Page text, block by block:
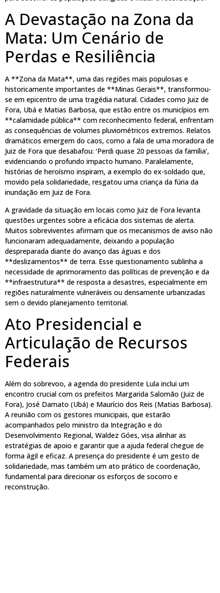
A Devastação na Zona da
Mata: Um Cenário de
Perdas e Resiliência
A **Zona da Mata**, uma das regiões mais populosas e
historicamente importantes de **Minas Gerais**, transformou-
se em epicentro de uma tragédia natural. Cidades como Juiz de
Fora, Ubá e Matias Barbosa, que estão entre os municípios em
**calamidade pública** com reconhecimento federal, enfrentam
as consequências de volumes pluviométricos extremos. Relatos
dramáticos emergem do caos, como a fala de uma moradora de
Juiz de Fora que desabafou: ‘Perdi quase 20 pessoas da família’,
evidenciando o profundo impacto humano. Paralelamente,
histórias de heroísmo inspiram, a exemplo do ex-soldado que,
movido pela solidariedade, resgatou uma criança da fúria da
inundação em Juiz de Fora.
A gravidade da situação em locais como Juiz de Fora levanta
questões urgentes sobre a eficácia dos sistemas de alerta.
Muitos sobreviventes afirmam que os mecanismos de aviso não
funcionaram adequadamente, deixando a população
despreparada diante do avanço das águas e dos
**deslizamentos** de terra. Esse questionamento sublinha a
necessidade de aprimoramento das políticas de prevenção e da
**infraestrutura** de resposta a desastres, especialmente em
regiões naturalmente vulneráveis ou densamente urbanizadas
sem o devido planejamento territorial.
Ato Presidencial e
Articulação de Recursos
Federais
Além do sobrevoo, a agenda do presidente Lula inclui um
encontro crucial com os prefeitos Margarida Salomão (Juiz de
Fora), José Damato (Ubá) e Maurício dos Reis (Matias Barbosa).
A reunião com os gestores municipais, que estarão
acompanhados pelo ministro da Integração e do
Desenvolvimento Regional, Waldez Góes, visa alinhar as
estratégias de apoio e garantir que a ajuda federal chegue de
forma ágil e eficaz. A presença do presidente é um gesto de
solidariedade, mas também um ato prático de coordenação,
fundamental para direcionar os esforços de socorro e
reconstrução.